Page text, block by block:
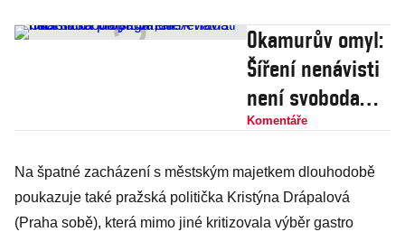
Okamurův omyl:
Šíření nenávisti
není svoboda
slova, ale
propaganda. A
vláda mlčí
Komentáře
Na špatné zacházení s městským majetkem dlouhodobě
poukazuje také pražská politička Kristýna Drápalová
(Praha sobě), která mimo jiné kritizovala výběr gastro